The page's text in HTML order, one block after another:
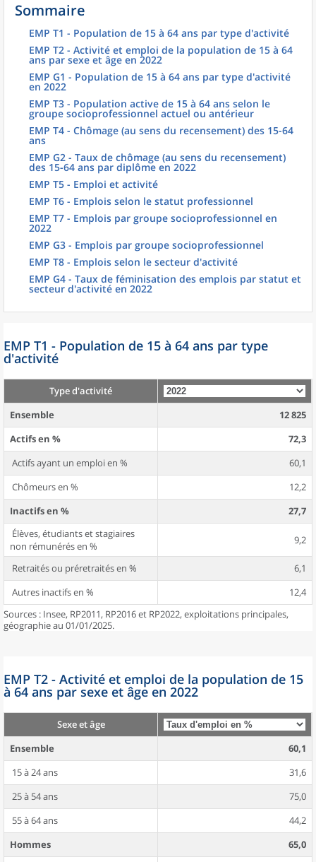
Sommaire
EMP T1 - Population de 15 à 64 ans par type d'activité
EMP T2 - Activité et emploi de la population de 15 à 64
ans par sexe et âge en 2022
EMP G1 - Population de 15 à 64 ans par type d'activité
en 2022
EMP T3 - Population active de 15 à 64 ans selon le
groupe socioprofessionnel actuel ou antérieur
EMP T4 - Chômage (au sens du recensement) des 15-64
ans
EMP G2 - Taux de chômage (au sens du recensement)
des 15-64 ans par diplôme en 2022
EMP T5 - Emploi et activité
EMP T6 - Emplois selon le statut professionnel
EMP T7 - Emplois par groupe socioprofessionnel en
2022
EMP G3 - Emplois par groupe socioprofessionnel
EMP T8 - Emplois selon le secteur d'activité
EMP G4 - Taux de féminisation des emplois par statut et
secteur d'activité en 2022
EMP T1 - Population de 15 à 64 ans par type
d'activité
Type d'activité
Ensemble
12 825
Actifs en %
72,3
Actifs ayant un emploi en %
60,1
Chômeurs en %
12,2
Inactifs en %
27,7
Élèves, étudiants et stagiaires
non rémunérés en %
9,2
Retraités ou préretraités en %
6,1
Autres inactifs en %
12,4
Sources : Insee, RP2011, RP2016 et RP2022, exploitations principales,
géographie au 01/01/2025.
EMP T2 - Activité et emploi de la population de 15
à 64 ans par sexe et âge en 2022
Sexe et âge
Ensemble
60,1
15 à 24 ans
31,6
25 à 54 ans
75,0
55 à 64 ans
44,2
Hommes
65,0